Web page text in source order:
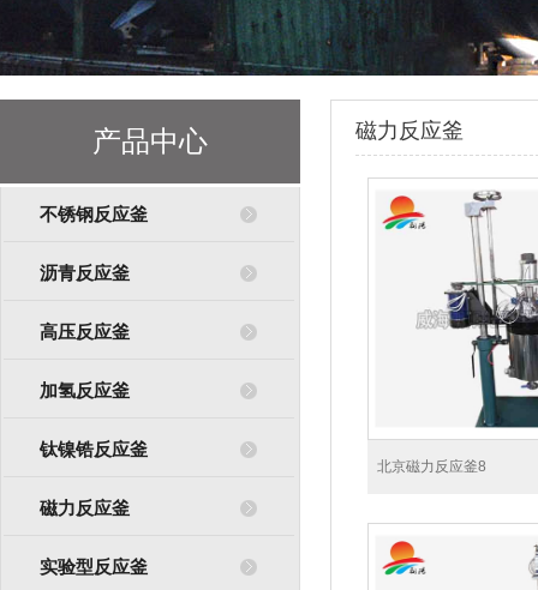
产品中心
不锈钢反应釜
沥青反应釜
高压反应釜
加氢反应釜
钛镍锆反应釜
磁力反应釜
实验型反应釜
磁力反应釜
北京磁力反应釜8